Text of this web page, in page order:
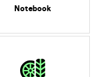
Notebook